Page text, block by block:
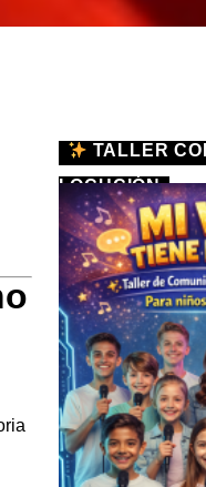
TALLER
LOCUCIÓN